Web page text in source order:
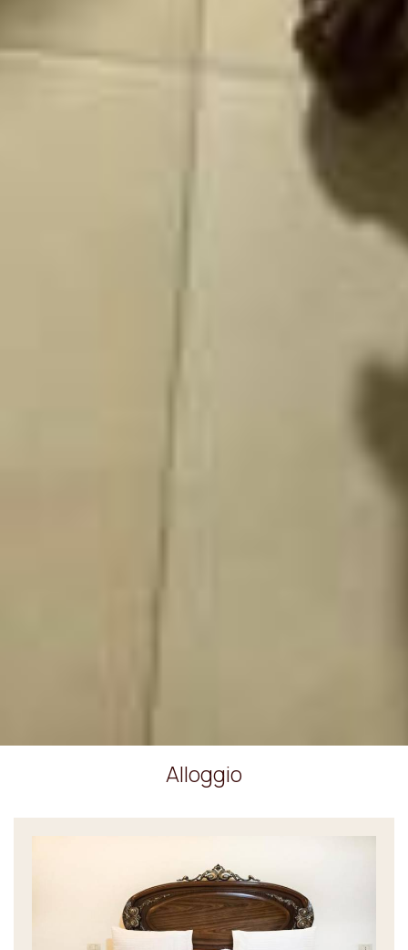
Alloggio